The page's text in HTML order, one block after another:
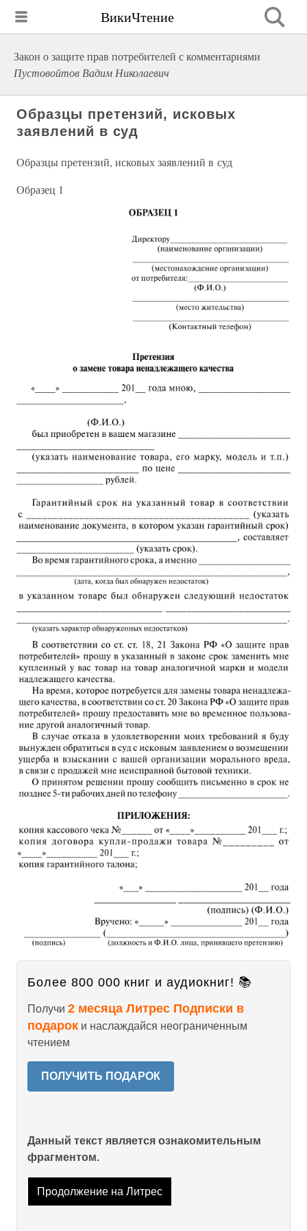
ВикиЧтение
Закон о защите прав потребителей с комментариями
Пустовойтов Вадим Николаевич
Образцы претензий, исковых
заявлений в суд
Образцы претензий, исковых заявлений в суд
Образец 1
Более 800 000 книг и аудиокниг! 📚
Получи 2 месяца Литрес Подписки в
подарок и наслаждайся неограниченным
чтением
ПОЛУЧИТЬ ПОДАРОК
Данный текст является ознакомительным
фрагментом.
Продолжение на Литрес